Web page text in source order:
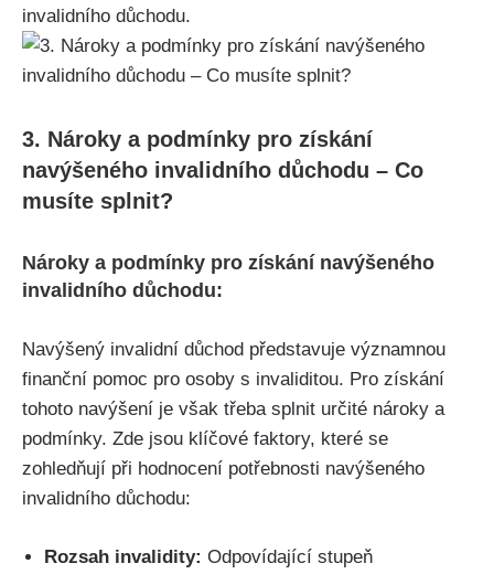
invalidního důchodu.
3. Nároky a podmínky pro získání
navýšeného invalidního důchodu – Co
musíte splnit?
Nároky a podmínky pro získání navýšeného
invalidního důchodu:
Navýšený invalidní důchod představuje významnou
finanční pomoc pro osoby s invaliditou. Pro získání
tohoto navýšení je však třeba splnit určité nároky a
podmínky. Zde jsou klíčové faktory, které se
zohledňují při hodnocení potřebnosti navýšeného
invalidního důchodu:
Rozsah invalidity: Odpovídající stupeň